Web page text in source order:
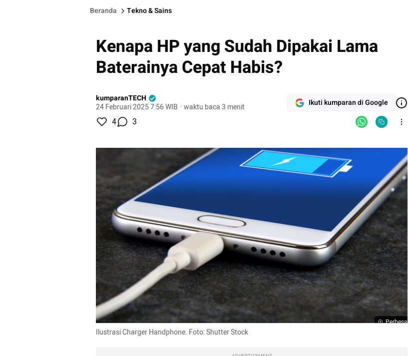
Beranda Tekno & Sains
Kenapa HP yang Sudah Dipakai Lama
Baterainya Cepat Habis?
kumparanTECH
24 Februari 2025 7:56 WIB · waktu baca 3 menit Ikuti kumparan di Google
4 3
Perbesar
Ilustrasi Charger Handphone. Foto: Shutter Stock